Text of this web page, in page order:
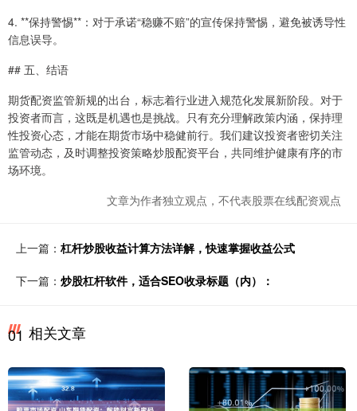
4. **保持警惕**：对于承诺“稳赚不赔”的宣传保持警惕，避免被诱导性
信息误导。
## 五、结语
期货配资监管新规的出台，标志着行业进入规范化发展新阶段。对于
投资者而言，这既是机遇也是挑战。只有充分理解政策内涵，保持理
性投资心态，才能在期货市场中稳健前行。我们建议投资者密切关注
监管动态，及时调整投资策略炒股配资平台，共同维护健康有序的市
场环境。
文章为作者独立观点，不代表股票在线配资观点
上一篇： 杠杆炒股收益计算方法详解，快速掌握收益公式
下一篇： 炒股杠杆软件，适合SEO收录标题（内）：
01 相关文章